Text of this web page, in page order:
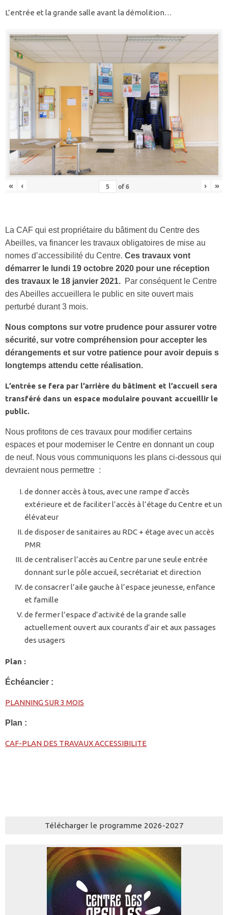
L’entrée et la grande salle avant la démolition…
« ‹ of6 › »
La CAF qui est propriétaire du bâtiment du Centre des
Abeilles, va financer les travaux obligatoires de mise au
nomes d’accessibilité du Centre. Ces travaux vont
démarrer le lundi 19 octobre 2020 pour une réception
des travaux le 18 janvier 2021. Par conséquent le Centre
des Abeilles accueillera le public en site ouvert mais
perturbé durant 3 mois.
Nous comptons sur votre prudence pour assurer votre
sécurité, sur votre compréhension pour accepter les
dérangements et sur votre patience pour avoir depuis s
longtemps attendu cette réalisation.
L’entrée se fera par l’arrière du bâtiment et l’accueil sera
transféré dans un espace modulaire pouvant accueillir le
public.
Nous profitons de ces travaux pour modifier certains
espaces et pour moderniser le Centre en donnant un coup
de neuf. Nous vous communiquons les plans ci-dessous qui
devraient nous permettre :
de donner accès à tous, avec une rampe d’accès
extérieure et de faciliter l’accès à l’étage du Centre et un
élévateur
de disposer de sanitaires au RDC + étage avec un accès
PMR
de centraliser l’accès au Centre par une seule entrée
donnant sur le pôle accueil, secrétariat et direction
de consacrer l’aile gauche à l’espace jeunesse, enfance
et famille
de fermer l’espace d’activité de la grande salle
actuellement ouvert aux courants d’air et aux passages
des usagers
Plan :
Échéancier :
PLANNING SUR 3 MOIS
Plan :
CAF-PLAN DES TRAVAUX ACCESSIBILITE
Télécharger le programme 2026-2027